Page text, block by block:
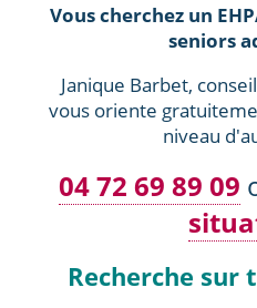
Vous cherchez un
seniors
Janique Barbet,
vous oriente
niveau
04 72 69 89 09
Recherche sur